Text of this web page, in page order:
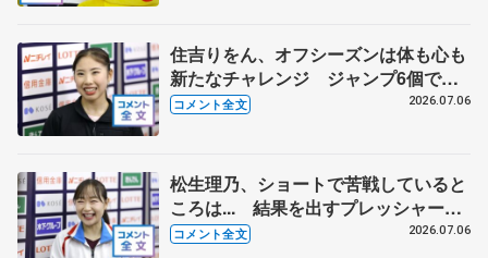
住吉りをん、オフシーズンは体も心も
新たなチャレンジ ジャンプ6個で充
実したプログラムに 【全日本シニア
コメント全文 2026.07.06
松生理乃、ショートで苦戦していると
ころは... 結果を出すプレッシャーと
出場できるうれしさと 【全日本シニ
コメント全文 2026.07.06